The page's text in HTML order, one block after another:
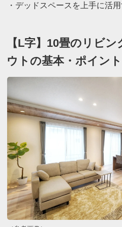
・デッドスペースを上手に活
【L字】10畳のリビ
ウトの基本・ポイント